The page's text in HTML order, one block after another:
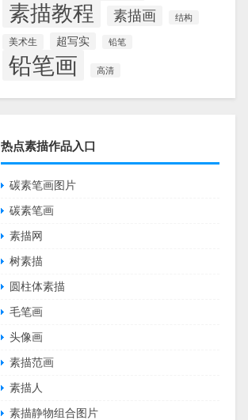
素描教程 素描画 结构
美术生 超写实 铅笔
铅笔画 高清
热点素描作品入口
碳素笔画图片
碳素笔画
素描网
树素描
圆柱体素描
毛笔画
头像画
素描范画
素描人
素描静物组合图片